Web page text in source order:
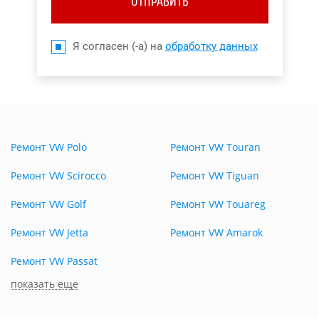
Я согласен (-а) на обработку данных
Ремонт VW Polo
Ремонт VW Scirocco
Ремонт VW Golf
Ремонт VW Jetta
Ремонт VW Passat
Ремонт VW Touran
Ремонт VW Tiguan
Ремонт VW Touareg
Ремонт VW Amarok
показать еще